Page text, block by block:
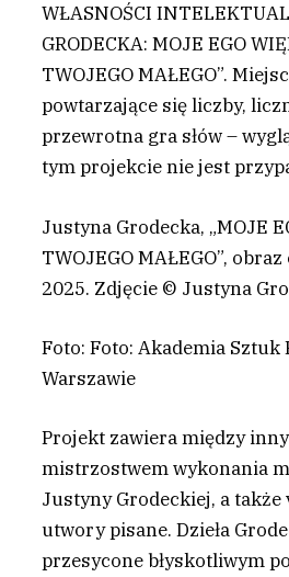
WŁASNOŚCI
GRODECKA: MOJE EGO
TWOJEGO MAŁEGO”.
powtarzające się liczby,
przewrotna gra słów –
tym projekcie nie jest
Justyna Grodecka, „MOJE
TWOJEGO MAŁEGO”,
2025. Zdjęcie © Justyna
Foto: Foto: Akademia Sztuk
Warszawie
Projekt zawiera między
mistrzostwem wykonania
Justyny Grodeckiej, a
utwory pisane. Dzieła
przesycone błyskotliwym